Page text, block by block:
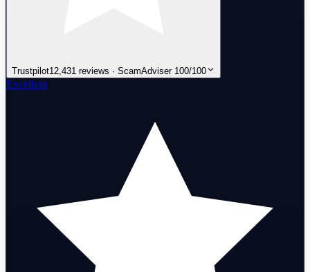
Trustpilot12,431 reviews · ScamAdviser 100/100
Excellent